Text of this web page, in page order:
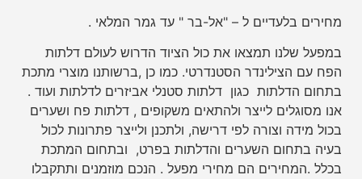
מחירים בלעדיים ל – "אל-בר " עד גמר המלאי .
במפעל שלנו תמצאו את כול הציוד הדרוש לעולם דלתות
הפח עם הצילינדר הסטנדרטי. כמו כן ,ברשותנו מוצרי מתכת
בתחום הדלתות כגון דלתות סטנלי אביזרים לדלתות ועוד .
אנו מסוגלים לייצר ולהתאים משקופים , דלתות פח ושערים
בכול מידה וצורה לפי דרישה, ולתכנן ולייצר פתרונות לכול
בעיה בתחום השערים והדלתות בפרט, ובתחום המתכת
בכלל .המחירים הם מחירי מפעל . הנכם מוזמנים ותתקבלו